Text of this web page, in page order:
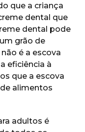
que a criança
dental que
dental pode
grão de
é a escova
eficiência à
que a escova
alimentos
adultos é